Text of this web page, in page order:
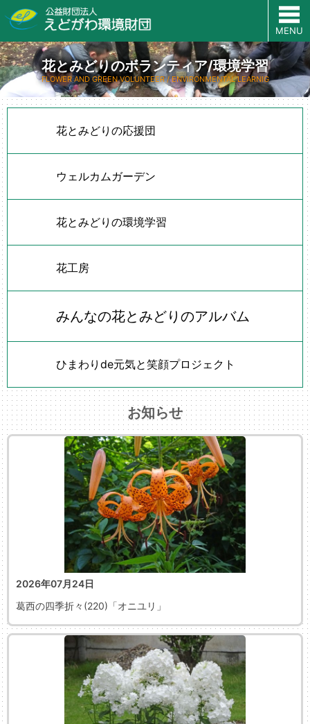
MENU
花とみどりのボランティア/環境学習
FLOWER AND GREEN VOLUNTEER / ENVIRONMENTAL LEARNIG
花とみどりの応援団
ウェルカムガーデン
花とみどりの環境学習
花工房
みんなの花とみどりのアルバム
ひまわりde元気と笑顔プロジェクト
お知らせ
2026年07月24日
葛西の四季折々(220)「オニユリ」